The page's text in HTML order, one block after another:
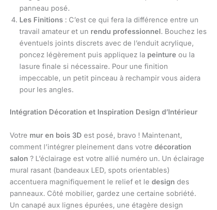
panneau posé.
Les Finitions : C’est ce qui fera la différence entre un
travail amateur et un rendu professionnel. Bouchez les
éventuels joints discrets avec de l’enduit acrylique,
poncez légèrement puis appliquez la peinture ou la
lasure finale si nécessaire. Pour une finition
impeccable, un petit pinceau à rechampir vous aidera
pour les angles.
Intégration Décoration et Inspiration Design d’Intérieur
Votre mur en bois 3D est posé, bravo ! Maintenant,
comment l’intégrer pleinement dans votre décoration
salon ? L’éclairage est votre allié numéro un. Un éclairage
mural rasant (bandeaux LED, spots orientables)
accentuera magnifiquement le relief et le design des
panneaux. Côté mobilier, gardez une certaine sobriété.
Un canapé aux lignes épurées, une étagère design